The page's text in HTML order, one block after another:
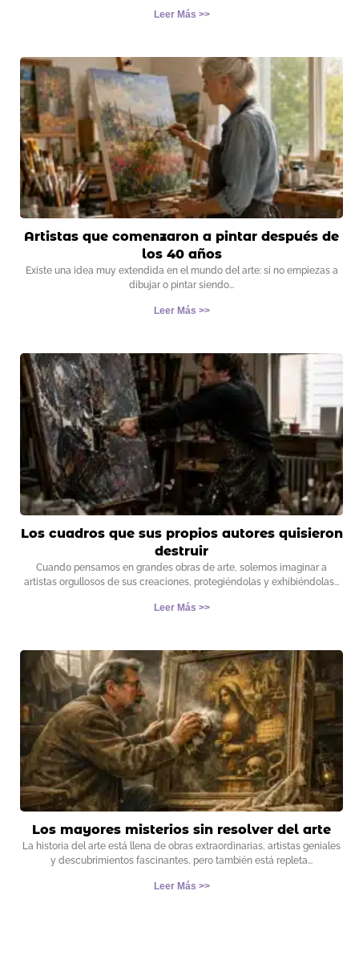
Leer Más >>
Artistas que comenzaron a pintar después de
los 40 años
Existe una idea muy extendida en el mundo del arte: si no empiezas a
dibujar o pintar siendo
Leer Más >>
Los cuadros que sus propios autores quisieron
destruir
Cuando pensamos en grandes obras de arte, solemos imaginar a
artistas orgullosos de sus creaciones, protegiéndolas y exhibiéndolas
Leer Más >>
Los mayores misterios sin resolver del arte
La historia del arte está llena de obras extraordinarias, artistas geniales
y descubrimientos fascinantes, pero también está repleta
Leer Más >>